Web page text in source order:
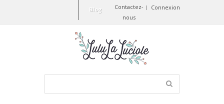
Connexion
Contactez-
nous
Blog